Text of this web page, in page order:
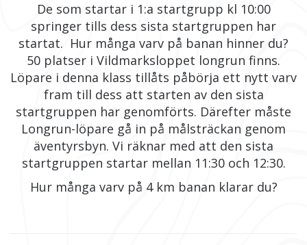
De som startar i 1:a startgrupp kl 10:00
springer tills dess sista startgruppen har
startat. Hur många varv på banan hinner du?
50 platser i Vildmarksloppet longrun finns.
Löpare i denna klass tillåts påbörja ett nytt varv
fram till dess att starten av den sista
startgruppen har genomförts. Därefter måste
Longrun-löpare gå in på målsträckan genom
äventyrsbyn. Vi räknar med att den sista
startgruppen startar mellan 11:30 och 12:30.
Hur många varv på 4 km banan klarar du?